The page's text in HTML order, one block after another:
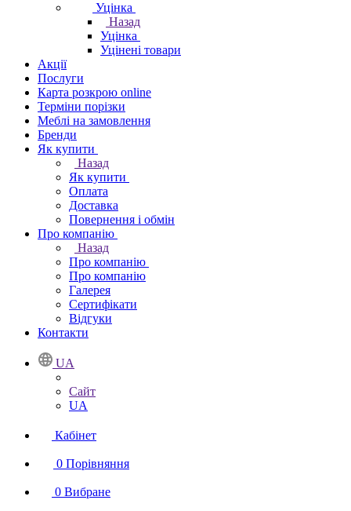
Уцінка
Назад
Уцінка
Уцінені товари
Акції
Послуги
Карта розкрою online
Терміни порізки
Меблі на замовлення
Бренди
Як купити
Назад
Як купити
Оплата
Доставка
Повернення і обмін
Про компанію
Назад
Про компанію
Про компанію
Галерея
Сертифікати
Відгуки
Контакти
UA
Сайт
UA
Кабінет
0 Порівняння
0 Вибране